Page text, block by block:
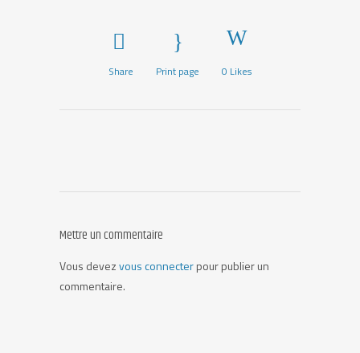
Share Print page 0 Likes
Mettre un commentaire
Vous devezvous connecterpour publier un
commentaire.